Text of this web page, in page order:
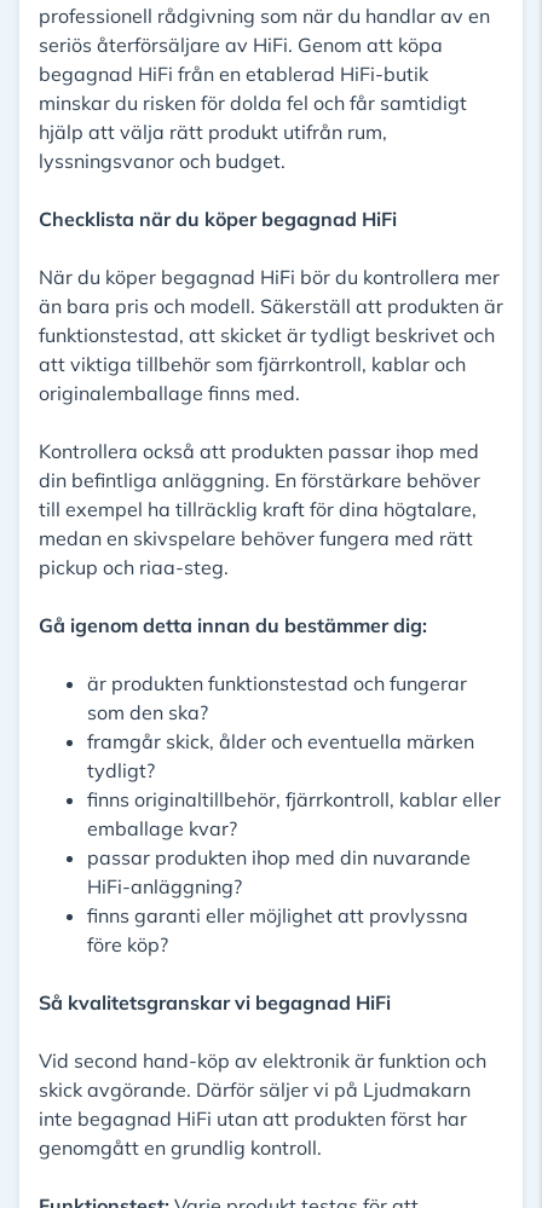
professionell rådgivning som när du handlar av en
seriös återförsäljare av HiFi. Genom att köpa
begagnad HiFi från en etablerad HiFi-butik
minskar du risken för dolda fel och får samtidigt
hjälp att välja rätt produkt utifrån rum,
lyssningsvanor och budget.
Checklista när du köper begagnad HiFi
När du köper begagnad HiFi bör du kontrollera mer
än bara pris och modell. Säkerställ att produkten är
funktionstestad, att skicket är tydligt beskrivet och
att viktiga tillbehör som fjärrkontroll, kablar och
originalemballage finns med.
Kontrollera också att produkten passar ihop med
din befintliga anläggning. En förstärkare behöver
till exempel ha tillräcklig kraft för dina högtalare,
medan en skivspelare behöver fungera med rätt
pickup och riaa-steg.
Gå igenom detta innan du bestämmer dig:
är produkten funktionstestad och fungerar
som den ska?
framgår skick, ålder och eventuella märken
tydligt?
finns originaltillbehör, fjärrkontroll, kablar eller
emballage kvar?
passar produkten ihop med din nuvarande
HiFi-anläggning?
finns garanti eller möjlighet att provlyssna
före köp?
Så kvalitetsgranskar vi begagnad HiFi
Vid second hand-köp av elektronik är funktion och
skick avgörande. Därför säljer vi på Ljudmakarn
inte begagnad HiFi utan att produkten först har
genomgått en grundlig kontroll.